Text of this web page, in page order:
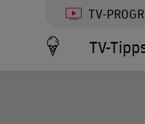
TV-
TV-